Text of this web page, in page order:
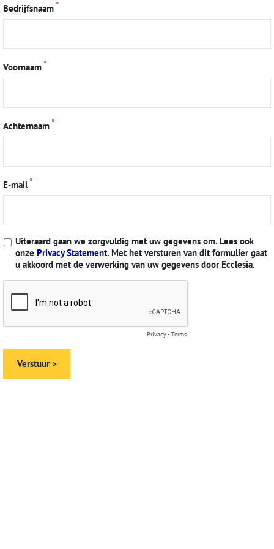
Bedrijfsnaam
Voornaam
Achternaam
E-mail
Uiteraard gaan we zorgvuldig met uw gegevens om. Lees ook
onze Privacy Statement. Met het versturen van dit formulier gaat
u akkoord met de verwerking van uw gegevens door Ecclesia.
Privacy- Terms